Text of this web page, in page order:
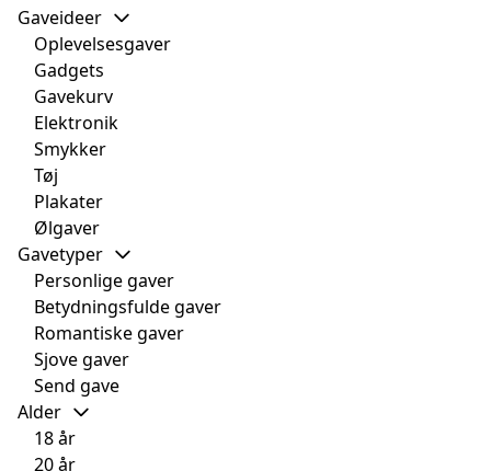
Gaveideer
Oplevelsesgaver
Gadgets
Gavekurv
Elektronik
Smykker
Tøj
Plakater
Ølgaver
Gavetyper
Personlige gaver
Betydningsfulde gaver
Romantiske gaver
Sjove gaver
Send gave
Alder
18 år
20 år